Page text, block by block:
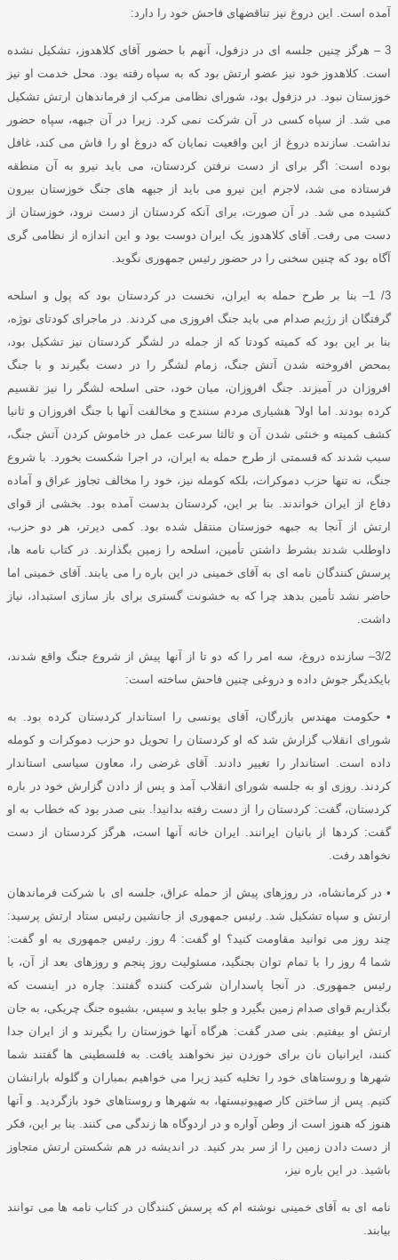
آمده است این دروغ نیز تناقضهای فاحش خود را دارد :
3 –
هرگز چنین جلسه ای در دزفول، آنهم با حضور آقای کلاهدوز، تشکیل نشده
است .کلاهدوز خود نیز عضو ارتش بود که به سپاه رفته بود
محل خدمت او نیز
خوزستان نبود
در دزفول بود، شورای نظامی مرکب از فرماندهان ارتش تشکیل
می شد
از سپاه کسی در آن شرکت نمی کرد
زیرا در آن جبهه، سپاه حضور
نداشت
سازنده دروغ از این واقعیت نمایان که دروغ او را فاش می کند، غافل
بوده است:
اگر برای از دست نرفتن کردستان، می باید نیرو به آن منطقه
فرستاده می شد، لاجرم این نیرو می باید از جبهه های جنگ خوزستان بیرون
کشیده می شد
در آن صورت، برای آنکه کردستان از دست نرود، خوزستان از
دست می رفت
آقای کلاهدوز یک ایران دوست بود و این اندازه از نظامی گری
آگاه بود که چنین سخنی را در حضور رئیس جمهوری نگوید
3/ 1
– بنا بر طرح حمله به ایران، نخست در کردستان بود که پول و اسلحه
گرفتگان از رژیم صدام می باید جنگ افروزی می کردند
در ماجرای کودتای نوژه،
بنا بر این بود که کمیته کودتا که از جمله در لشگر کردستان نیز تشکیل بود،
بمحض افروخته شدن آتش جنگ، زمام لشگر را در دست بگیرند و با جنگ
افروزان در آمیزند
جنگ افروزان، میان خود، حتی اسلحه لشگر را نیز تقسیم
کرده بودند
اما اولا˝ هشیاری مردم سنندج و مخالفت آنها با جنگ افروزان و ثانیا
کشف کمیته و خنثی شدن آن و ثالثا سرعت عمل در خاموش کردن آتش جنگ،
سبب شدند که قسمتی از طرح حمله به ایران، در اجرا شکست بخورد
با شروع
جنگ، نه تنها حزب دموکرات، بلکه کومله نیز، خود را مخالف تجاوز عراق و آماده
دفاع از ایران خواندند
بنا بر این، کردستان بدست آمده بود
بخشی از قوای
ارتش از آنجا به جبهه خوزستان منتقل شده بود
.کمی دیرتر، هر دو حزب،
داوطلب شدند بشرط داشتن تأمین، اسلحه را زمین بگذارند
در کتاب نامه ها،
پرسش کنندگان نامه ای به آقای خمینی در این باره را می یابند
آقای خمینی اما
حاضر نشد تأمین بدهد چرا که به خشونت گستری برای باز سازی استبداد، نیاز
داشت
3/2
– سازنده دروغ، سه امر را که دو تا از آنها پیش از شروع جنگ واقع شدند،
بایکدیگر جوش داده و دروغی چنین فاحش ساخته است:
• حکومت مهندس بازرگان، آقای یونسی را استاندار کردستان کرده بود
به
شورای انقلاب گزارش شد که او کردستان را تحویل دو حزب دموکرات و کومله
داده است
استاندار را تغییر دادند
آقای غرضی را، معاون سیاسی استاندار
کردند
روزی او به جلسه شورای انقلاب آمد و پس از دادن گزارش خود در باره
کردستان، گفت:کردستان را از دست رفته بدانید !. بنی صدر بود که خطاب به او
گفت:کردها از بانیان ایرانند
ایران خانه آنها است، هرگز کردستان از دست
نخواهد رفت
• در کرمانشاه، در روزهای پیش از حمله عراق، جلسه ای با شرکت فرماندهان
ارتش و سپاه تشکیل شد
.رئیس جمهوری از جانشین رئیس ستاد ارتش پرسید :
چند روز می توانید مقاومت کنید؟ او گفت: 4 روز .رئیس جمهوری به او گفت:
شما4 روز را با تمام توان بجنگید، مسئولیت روز پنجم و روزهای بعد از آن، با
رئیس جمهوری
در آنجا پاسداران شرکت کننده گفتند : چاره در اینست که
بگذاریم قوای صدام زمین بگیرد و جلو بیاید و سپس، بشیوه جنگ چریکی، به جان
ارتش او بیفتیم
بنی صدر گفت: هرگاه آنها خوزستان را بگیرند و از ایران جدا
کنند، ایرانیان نان برای خوردن نیز نخواهند یافت
به فلسطینی ها گفتند شما
شهرها و روستاهای خود را تخلیه کنید زیرا می خواهیم بمباران و گلوله بارانشان
کنیم
پس از ساختن کار صهیونیستها، به شهرها و روستاهای خود بازگردید
و آنها
هنوز که هنوز است از وطن آواره و در اردوگاه ها زندگی می کنند
بنا بر این، فکر
از دست دادن زمین را از سر بدر کنید
در اندیشه در هم شکستن ارتش متجاوز
باشید
در این باره نیز،
نامه ای به آقای خمینی نوشته ام که پرسش کنندگان در کتاب نامه ها می توانند
بیابند